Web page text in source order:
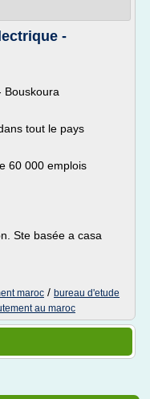
-
Bouskoura
tout le pays
60 000 emplois
Ste basée a casa
maroc / bureau d'etude
au maroc